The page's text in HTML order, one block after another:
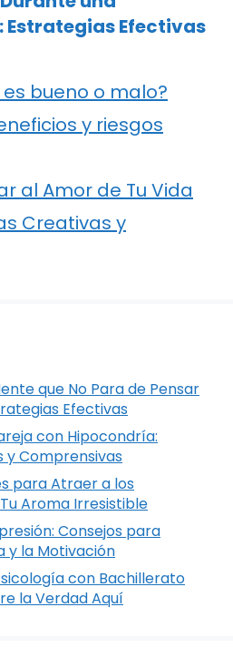
Estrategias Efectivas
bueno o malo?
y riesgos
al Amor de Tu Vida
Creativas y
que No Para de Pensar
Efectivas
con Hipocondría:
y Comprensivas
para Atraer a los
Aroma Irresistible
Consejos para
y la Motivación
con Bachillerato
la Verdad Aquí